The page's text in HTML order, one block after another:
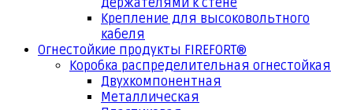
держателями к стене
Крепление для высоковольтного
кабеля
Огнестойкие продукты FIREFORT®
Коробка распределительная огнестойкая
Двухкомпонентная
Металлическая